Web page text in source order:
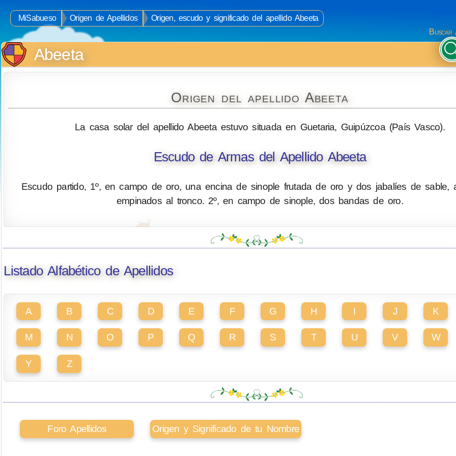
MiSabueso Origen de Apellidos
Origen, escudo y significado del apellido Abeeta
Buscar
Abeeta
Origen del apellido Abeeta
La casa solar del apellido Abeeta estuvo situada en Guetaria, Guipúzcoa (País Vasco).
Escudo de Armas del Apellido Abeeta
Escudo partido, 1º, en campo de oro, una encina de sinople frutada de oro y dos jabalíes de sable,
empinados al tronco. 2º, en campo de sinople, dos bandas de oro.
Listado Alfabético de Apellidos
A B C D E F G H I J K
M N O P Q R S T U V W
Y Z
Foro Apellidos Origen y Significado de tu Nombre